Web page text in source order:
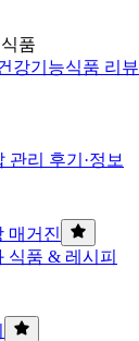
품
강기능식품 리뷰
관리 후기·정보
매거진
식품 & 레시피